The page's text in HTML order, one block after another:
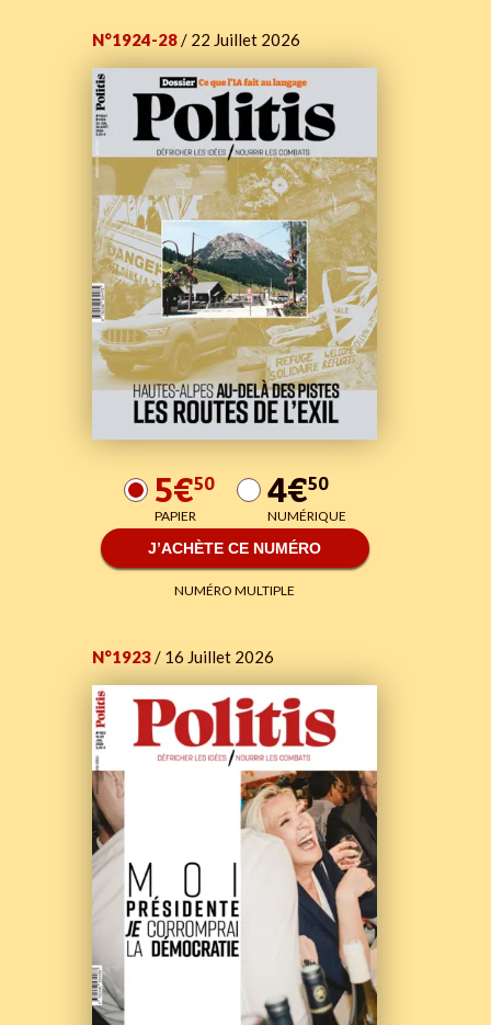
N°1924-28/ 22 Juillet 2026
5€50
PAPIER 4€50
NUMÉRIQUE
J’ACHÈTE CE NUMÉRO
NUMÉRO MULTIPLE
N°1923/ 16 Juillet 2026